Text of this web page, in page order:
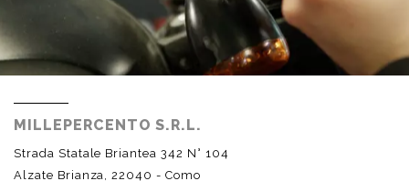
MILLEPERCENTO S.R.L.
Strada Statale Briantea 342 N° 104
Alzate Brianza, 22040 - Como